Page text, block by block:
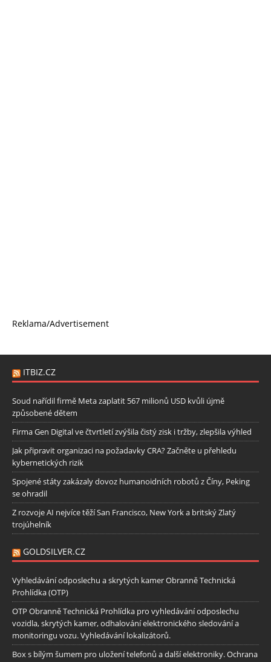
Reklama/Advertisement
ITBIZ.CZ
Soud nařídil firmě Meta zaplatit 567 milionů USD kvůli újmě
způsobené dětem
Firma Gen Digital ve čtvrtletí zvýšila čistý zisk i tržby, zlepšila výhled
Jak připravit organizaci na požadavky CRA? Začněte u přehledu
kybernetických rizik
Spojené státy zakázaly dovoz humanoidních robotů z Číny, Peking
se ohradil
Z rozvoje AI nejvíce těží San Francisco, New York a britský Zlatý
trojúhelník
GOLDSILVER.CZ
Vyhledávání odposlechu a skrytých kamer Obranně Technická
Prohlídka (OTP)
OTP Obranně Technická Prohlídka pro vyhledávání odposlechu
vozidla, skrytých kamer, odhalování elektronického sledování a
monitoringu vozu. Vyhledávání lokalizátorů.
Box s bílým šumem pro uložení telefonů a další elektroniky. Ochrana